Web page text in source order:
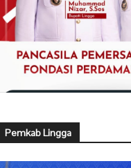
Pemkab Lingga